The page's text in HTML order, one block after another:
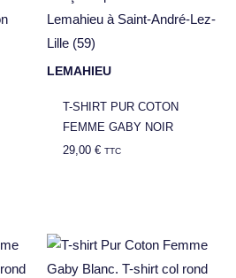
LEMAHIEU
T-SHIRT PUR COTON
FEMME GABY NOIR
29,00 € TTC